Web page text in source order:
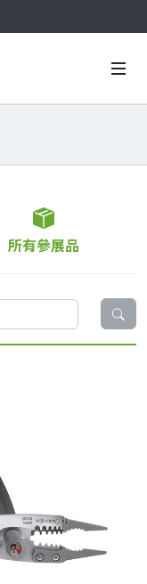
2026/10/20-22與您在
所有參展品